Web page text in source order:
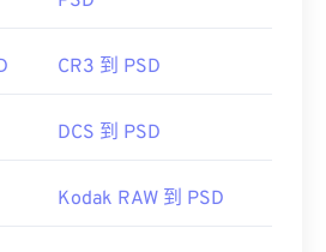
CR3 到 PSD
DCS 到 PSD
Kodak RAW 到 PSD